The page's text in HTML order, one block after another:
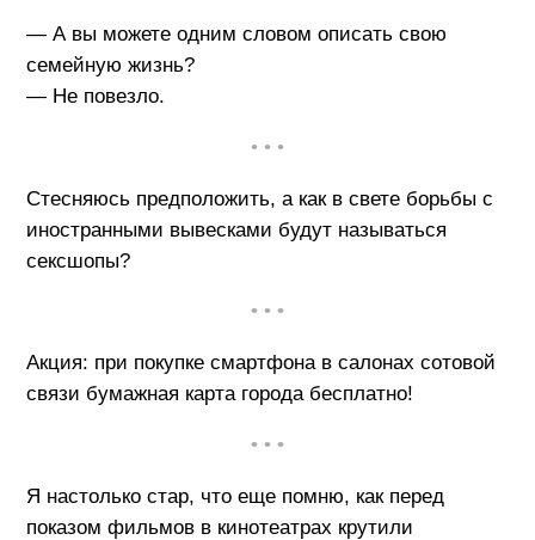
— А вы можете одним словом описать свою
семейную жизнь?
— Не повезло.
• • •
Стесняюсь предположить, а как в свете борьбы с
иностранными вывесками будут называться
сексшопы?
• • •
Акция: при покупке смартфона в салонах сотовой
связи бумажная карта города бесплатно!
• • •
Я настолько стар, что еще помню, как перед
показом фильмов в кинотеатрах крутили